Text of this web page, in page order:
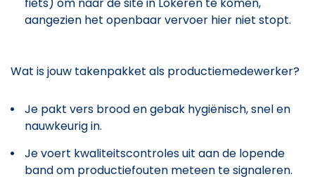
aangezien het openbaar vervoer hier niet stopt.
Wat is jouw takenpakket als productiemedewerker?
Je pakt vers brood en gebak hygiënisch, snel en
nauwkeurig in.
Je voert kwaliteitscontroles uit aan de lopende
band om productiefouten meteen te signaleren.